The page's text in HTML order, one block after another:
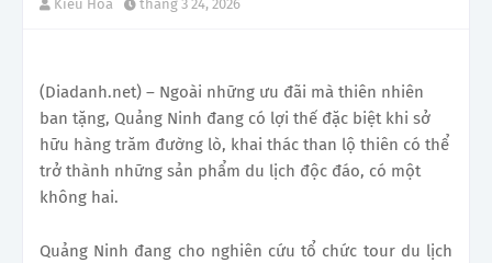
Kiều Hoa tháng 3 24, 2026
(Diadanh.net) – Ngoài những ưu đãi mà thiên nhiên
ban tặng, Quảng Ninh đang có lợi thế đặc biệt khi sở
hữu hàng trăm đường lò, khai thác than lộ thiên có thể
trở thành những sản phẩm du lịch độc đáo, có một
không hai.
Quảng Ninh đang cho nghiên cứu tổ chức tour du lịch